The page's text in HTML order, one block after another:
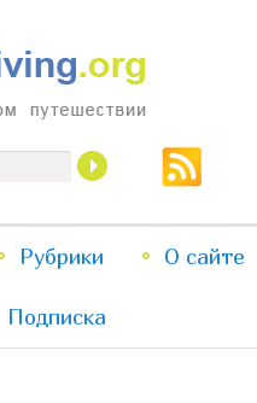
Перейти
к
Перейти
к
Рубрики О сайте
Подписка